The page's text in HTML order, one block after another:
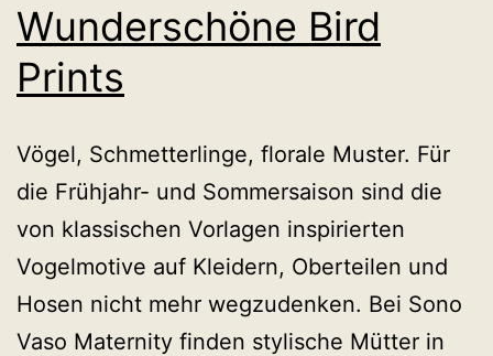
Wunderschöne Bird
Prints
Vögel, Schmetterlinge, florale Muster. Für
die Frühjahr- und Sommersaison sind die
von klassischen Vorlagen inspirierten
Vogelmotive auf Kleidern, Oberteilen und
Hosen nicht mehr wegzudenken. Bei Sono
Vaso Maternity finden stylische Mütter in